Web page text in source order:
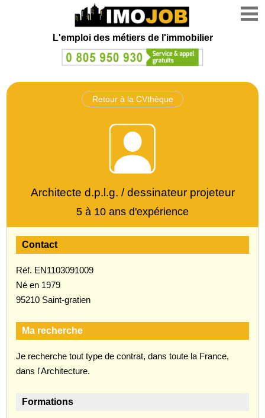
L'emploi des métiers de l'immobilier
Retour à la CVthèque
Architecte d.p.l.g. / dessinateur projeteur
5 à 10 ans d'expérience
Contact
Réf. EN1103091009
Né en 1979
95210 Saint-gratien
Ma recherche
Je recherche tout type de contrat, dans toute la France,
dans l'Architecture.
Formations